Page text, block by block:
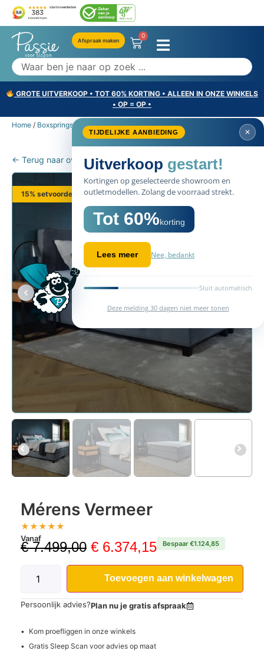
Afspraak maken
0
GROTE UITVERKOOP • TOT 60% KORTING • ALLEEN IN ONZE WINKELS
• OP = OP •
TIJDELIJKE AANBIEDING ✕
Uitverkoop gestart!
Kortingen op geselecteerde showroom en
outletmodellen. Zolang de voorraad strekt.
Tot 60%korting
Lees meer Nee, bedankt
Sluit automatisch
Deze melding 30 dagen niet meer tonen
Home / Boxsprings/ Mérens Vermeer
15% setvoordeel
← Terug naar overzicht
Mérens Vermeer
★★★★★
Vanaf
€7.499,00 € 6.374,15 Bespaar €1.124,85
Toevoegen aan winkelwagen
Persoonlijk advies?Plan nu je gratis afspraak
Kom proefliggen in onze winkels
Gratis Sleep Scan voor advies op maat